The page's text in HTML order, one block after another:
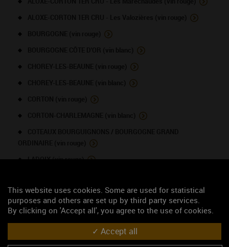
LADOIX (vin rouge)
SAVIGNY-LES-BEAUNE 1ER CRU - Les Peuillets (vin rouge)
SAVIGNY-LES-BEAUNE (vin rouge)
SAVIGNY-LES-BEAUNE 1ER CRU - Aux Fourneaux (vin rouge)
This website uses cookies. Some are used for statistical
purposes and others are set up by third party services.
By clicking on 'Accept all', you agree to the use of cookies.
Accept all